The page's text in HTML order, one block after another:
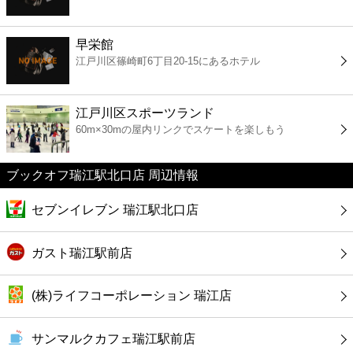
スーパー
エンタメ
レジャー
書店
ファミレス
ファーストフード
ショッピング
早栄館
江戸川区篠崎町6丁目20-15にあるホテル
江戸川区スポーツランド
60m×30mの屋内リンクでスケートを楽しもう
ブックオフ瑞江駅北口店 周辺情報
セブンイレブン 瑞江駅北口店
ガスト瑞江駅前店
(株)ライフコーポレーション 瑞江店
サンマルクカフェ瑞江駅前店